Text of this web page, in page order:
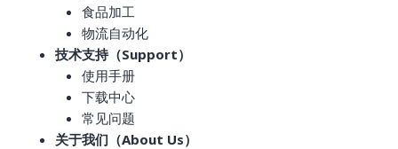
食品加工
物流自动化
技术支持（Support）
使用手册
下载中心
常见问题
关于我们（About Us）